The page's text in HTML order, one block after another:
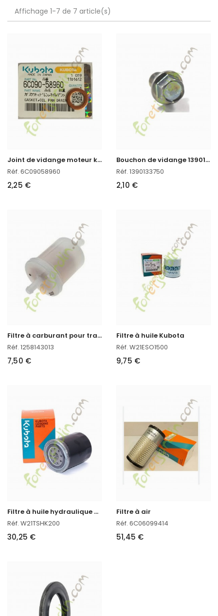
Affichage 1-7 de 7 article(s)
J
oint de vidange moteur kubota
Réf. 6C09058960
2,25 €
B
ouchon de vidange 13901-33750
Réf. 1390133750
2,10 €
F
iltre à carburant pour tracteur kubota
Réf. 1258143013
7,50 €
Filtre à huile Kubota
Réf. W21ESO1500
9,75 €
F
iltre à huile hydraulique pour tracteur kubota
Réf. W21TSHK200
30,25 €
Filtre à air
Réf. 6C06099414
51,45 €